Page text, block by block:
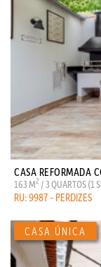
CASA REFORMADA
163 M2 / 3 QUARTOS (1
RU: 9987 - PERDIZES